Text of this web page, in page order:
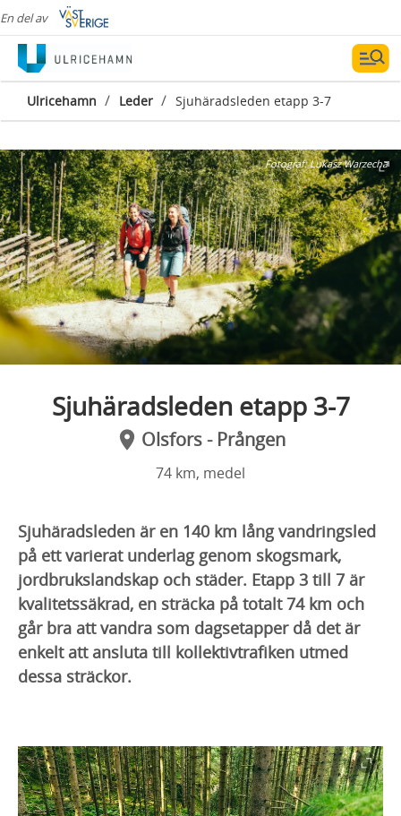
En del av
Ulricehamn / Leder / Sjuhäradsleden etapp 3-7
Fotograf:Lukasz Warzecha
Sjuhäradsleden etapp 3-7
Olsfors - Prången
74 km, medel
Sjuhäradsleden är en 140 km lång vandringsled
på ett varierat underlag genom skogsmark,
jordbrukslandskap och städer. Etapp 3 till 7 är
kvalitetssäkrad, en sträcka på totalt 74 km och
går bra att vandra som dagsetapper då det är
enkelt att ansluta till kollektivtrafiken utmed
dessa sträckor.